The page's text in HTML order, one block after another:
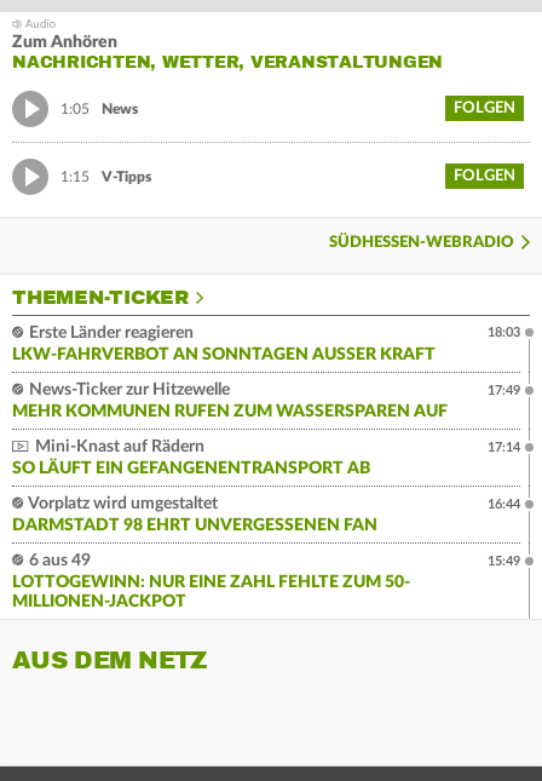
Zum Anhören
NACHRICHTEN, WETTER, VERANSTALTUNGEN
1:05 News FOLGEN
1:15 V-Tipps FOLGEN
SÜDHESSEN-WEBRADIO
THEMEN-TICKER
Erste Länder reagieren
LKW-FAHRVERBOT AN SONNTAGEN AUSSER KRAFT
18:03
News-Ticker zur Hitzewelle
MEHR KOMMUNEN RUFEN ZUM WASSERSPAREN AUF
17:49
Mini-Knast auf Rädern
SO LÄUFT EIN GEFANGENENTRANSPORT AB
17:14
Vorplatz wird umgestaltet
DARMSTADT 98 EHRT UNVERGESSENEN FAN
16:44
6 aus 49
LOTTOGEWINN: NUR EINE ZAHL FEHLTE ZUM 50-
MILLIONEN-JACKPOT
15:49
AUS DEM NETZ